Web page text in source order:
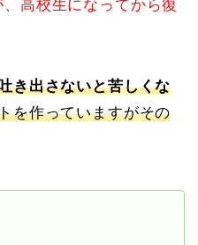
高校生になってから復
き出さないと苦しくな
を作っていますがその